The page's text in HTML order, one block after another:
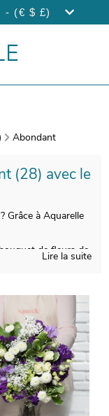
- (€ $ £)
Abondant
(28) avec le
Grâce à Aquarelle
de fleurs de
sera pris en
de vous assurer
sera ensuite
avec un
Lire la suite